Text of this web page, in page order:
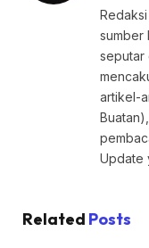
sumber
seputar
artikel-
Update
Related Posts